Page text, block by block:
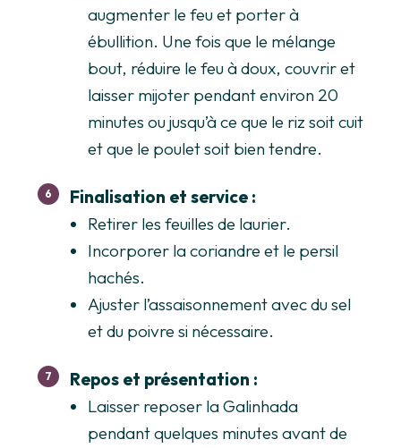
augmenter le feu et porter à
ébullition. Une fois que le mélange
bout, réduire le feu à doux, couvrir et
laisser mijoter pendant environ 20
minutes ou jusqu’à ce que le riz soit cuit
et que le poulet soit bien tendre.
Finalisation et service :
Retirer les feuilles de laurier.
Incorporer la coriandre et le persil
hachés.
Ajuster l’assaisonnement avec du sel
et du poivre si nécessaire.
Repos et présentation :
Laisser reposer la Galinhada
pendant quelques minutes avant de